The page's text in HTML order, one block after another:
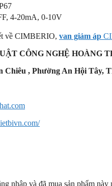
4-20mA, 0-10V
về CIMBERIO, van giảm áp
CÔNG NGHỆ HOÀNG
Chiêu , Phường An Hội Tây,
nhập và đã mua sản phẩm này